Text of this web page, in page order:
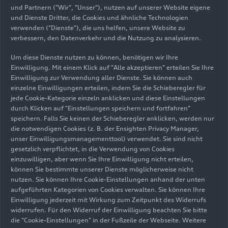
85045 Ingolstadt
+49 152 58832544
Andrea Baldus
Pressesprecherin Personal
Sprachen: Deutsch, Englisch
Auto-Union-Straße
85045 Ingolstadt
+49 152 58834099
E-Mail senden
Stefanie Lackner
Liza Kellner
Pressesprecherin Qualität und Sound
Sprachen: Deutsch, Englisch
Auto-Union-Straße
85045 Ingolstadt
+49 152 57712125
E-Mail senden
Stefanie Melander
Pressesprecherin Modellreihen Audi A5,
Licht
Sprachen: Deutsch, Englisch, Spanisch,
Französisch
Ettinger Straße
Manuela Schall
Pressesprecherin für Produktion,
Baumaßnahmen und Audi Forum am
Standort Neckarsulm
Sprachen: Deutsch, Englisch, Französisch,
Italienisch
NSU-Straße 1
74172 Neckarsulm
+49 152 32746206
E-Mail senden
Carolin Soulek
Pressesprecherin für Produktion,
Böllinger Höfe und Kompetenzzentrum
85045 Ingolstadt
+49 152 58838408
E-Mail senden
Pressesprecherin Audi Kultursponsoring
Region
Sprachen: Deutsch, Englisch
Auto-Union-Straße
85045 Ingolstadt
+49 160 93969333
E-Mail senden
E-Mail senden
Testwagenmanagement International
Sprachen: Deutsch, Englisch, Französisch,
Spanisch, Italienisch
+49 175 7204699
E-Mail senden
Auto-Union-Straße
85045 Ingolstadt
E-Mail senden
Eva Pfäffl
Kommunikation
Gesamtbetriebsrat/Betriebsrat Ingolstadt
Sprachen: Deutsch, Englisch
+49-152-58838315
E-Mail senden
Christoph Fye-Sudendorf
Pressesprecher Betriebsrat Neckarsulm
Sprachen: Deutsch, Englisch
Auto-Union-Straße
85045 Ingolstadt
+49 151 44635187
E-Mail senden
Stefan Rauch
TV Medien und Content Creators
Sprachen: Deutsch, Englisch
+49 152 58830170
E-Mail senden
Jannis Rudzki-Weise
TV Medien und Content Creators
Heinrichsheimstraße 200
86633 Neuburg an der Donau
+49 151 52817968
E-Mail senden
Ltd.
Sprachen: Englisch
Chiara Longo
Head of Corporate & Brand
Communication
Sprachen: Englisch, Italienisch
Ducati Motor Holding spa
Via Cavalieri Ducati, 3
40132 Bologna
+39 340 7294665
E-Mail senden
Giulio Fabbri
Product Communications Manager
Product Communications
Italdesign
Lorenza Cappello
und Communications Dept. Coordinator
Italdesign S.p.A.
Sprachen: Italienisch, Englisch
Italdesign-Giugiaro S.p.A.
Via Achille Grandi, 25
10024 Moncalieri (Torino)
Italien
+39 335 5685997
E-Mail senden
Lamborghini
Tim Bravo
Head of Communication Automobili
Lamborghini S.p.A.
+39 051 9597611
E-Mail senden
Camilla Manzotti
Brand & Corporate Communication
Communication
Sprachen: Italienisch, Englisch
Medienkontakte in
anderen Vertriebsregionen
Australia
Claudia Muller
Spokesperson
Sprachen: English
Audi Australia Pty Ltd.
Austria
Johannes Posch
Spokesperson
Belgium
und Partnern ("Wir", "Unser"), nutzen auf unserer Website eigene
und Dienste Dritter, die Cookies und ähnliche Technologien
verwenden ("Dienste"), die uns helfen, unsere Website zu
verbessern, den Datenverkehr und die Nutzung zu analysieren.
Um diese Dienste nutzen zu können, benötigen wir Ihre
Einwilligung. Mit einem Klick auf "Alle akzeptieren" erteilen Sie Ihre
Einwilligung zur Verwendung aller Dienste. Sie können auch
einzelne Einwilligungen erteilen, indem Sie die Schieberegler für
jede Cookie-Kategorie einzeln anklicken und diese Einstellungen
durch Klicken auf "Einstellungen speichern und fortfahren"
speichern. Falls Sie keinen der Schieberegler anklicken, werden nur
die notwendigen Cookies (z. B. der Ensighten Privacy Manager,
unser Einwilligungsmanagementtool) verwendet. Sie sind nicht
gesetzlich verpflichtet, in die Verwendung von Cookies
einzuwilligen, aber wenn Sie Ihre Einwilligung nicht erteilen,
können Sie bestimmte unserer Dienste möglicherweise nicht
nutzen. Sie können Ihre Cookie-Einstellungen anhand der unten
aufgeführten Kategorien von Cookies verwalten. Sie können Ihre
Einwilligung jederzeit mit Wirkung zum Zeitpunkt des Widerrufs
widerrufen. Für den Widerruf der Einwilligung beachten Sie bitte
die "Cookie-Einstellungen" in der Fußzeile der Webseite. Weitere